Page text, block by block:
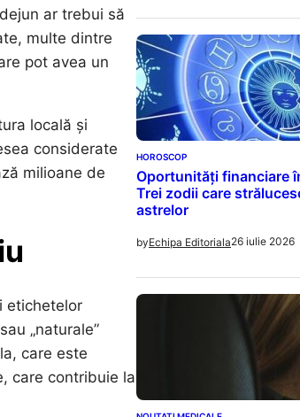
ar trebui să
multe dintre
pot avea un
locală și
considerate
milioane de
etichetelor
„naturale”
care este
care contribuie la
HOROSCOP
Oportunități financiare
Trei zodii care
astrelor
byEchipa Editoriala26 iulie 2026